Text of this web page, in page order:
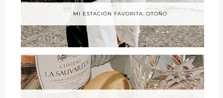
MI ESTACIÓN FAVORITA: OTOÑO